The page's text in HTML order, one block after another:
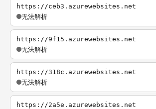
https://ceb3.azurewebsites.net
无法解析
https://9f15.azurewebsites.net
无法解析
https://318c.azurewebsites.net
无法解析
https://2a5e.azurewebsites.net